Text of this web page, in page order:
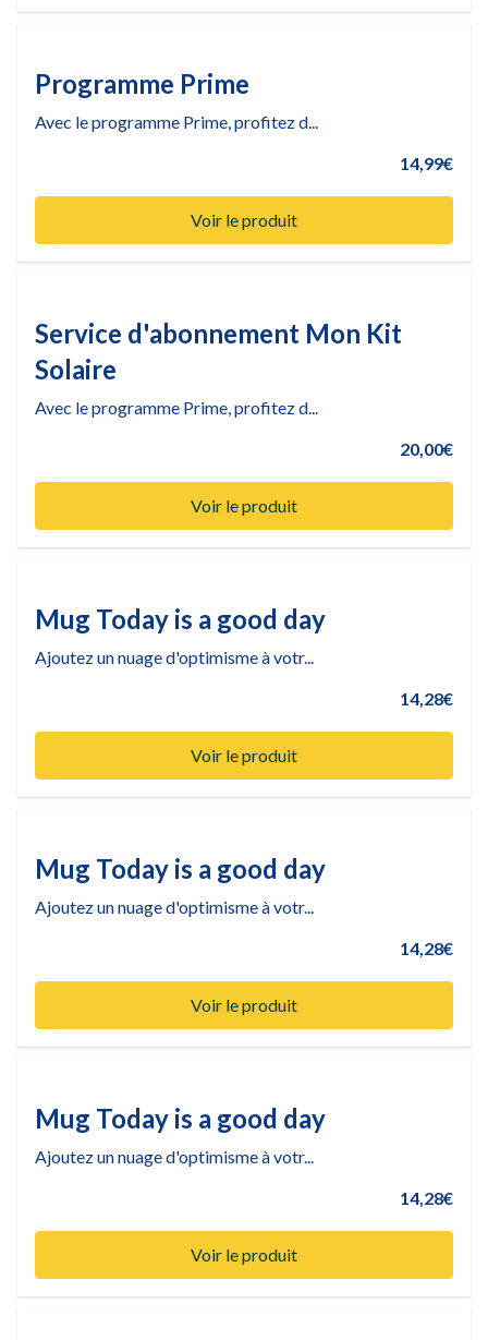
Programme Prime
Avec le programme Prime, profitez d...
14,99€
Voir le produit
Service d'abonnement Mon Kit
Solaire
Avec le programme Prime, profitez d...
20,00€
Voir le produit
Mug Today is a good day
Ajoutez un nuage d'optimisme à votr...
14,28€
Voir le produit
Mug Today is a good day
Ajoutez un nuage d'optimisme à votr...
14,28€
Voir le produit
Mug Today is a good day
Ajoutez un nuage d'optimisme à votr...
14,28€
Voir le produit